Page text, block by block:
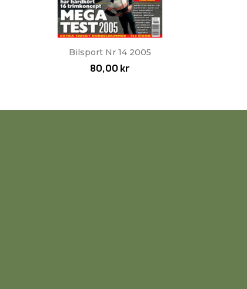
Snabbvy
Bilsport Nr 14 2005
80,00 kr